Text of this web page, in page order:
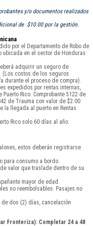
y/o documentos realizados
de $10.00 por la gestión.
por el Departamento de Robo de
ubicada en el sector de Honduras
adquirir un seguro de
(Los costos de los seguros
durante el proceso de compra).
expedidos por rentas internas,
Rico. Comprobante 5122 de
de Trauma con valor de $2.00
la llegada al puerto en Rentas
Rico solo 60 días al año.
estos deberán registrarse
para consumo a bordo.
valor que traslade dentro de su
mayor de edad.
no reembolsables. Pasajes no
dos (2) días, cancelación
Fronteriza): Completar 24 a 48